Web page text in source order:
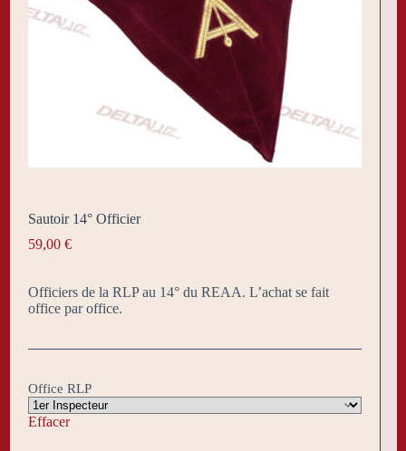
Sautoir 14° Officier
59,00 €
Officiers de la RLP au 14° du REAA. L’achat se fait
office par office.
Office RLP
Effacer